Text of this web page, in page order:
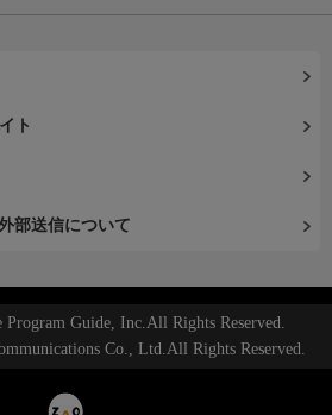
ト
部送信について
Guide, Inc.All Rights Reserved.
Co., Ltd.All Rights Reserved.